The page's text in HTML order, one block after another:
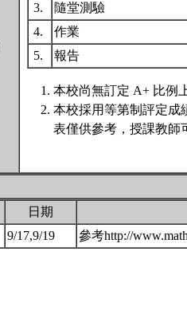
3.
隨堂測驗
4.
作業
5.
報告
本校尚無訂定 A+ 比例
本校採用等第制評定成
表僅供參考，授課教師
日期
9/17,9/19 參考http://